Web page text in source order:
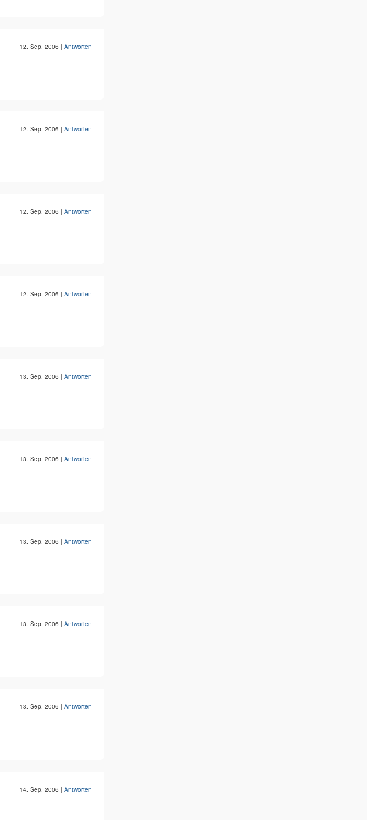
12. Sep. 2006 | Antworten
12. Sep. 2006 | Antworten
12. Sep. 2006 | Antworten
12. Sep. 2006 | Antworten
13. Sep. 2006 | Antworten
13. Sep. 2006 | Antworten
13. Sep. 2006 | Antworten
13. Sep. 2006 | Antworten
13. Sep. 2006 | Antworten
14. Sep. 2006 | Antworten